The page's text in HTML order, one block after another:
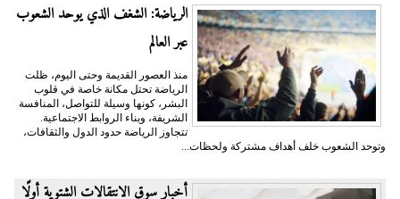
الرياضة: الشغف الذي يوحد الشعوب
عبر العالم
منذ العصور القديمة وحتى اليوم، ظلت
الرياضة تحتل مكانة خاصة في قلوب
البشر، كونها وسيلة للتواصل، المنافسة
الشريفة، وبناء الروابط الاجتماعية.
تتجاوز الرياضة حدود الدول والثقافات،
وتوحد الشعوب خلف أهداف مشتركة ولحظات...
أخبار سوق الانتقالات الشتوية أولًا